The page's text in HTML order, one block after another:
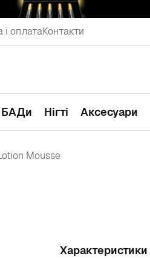
оплатаКонтакти
БАДи Нігті Аксесуари
Mousse
Характеристики